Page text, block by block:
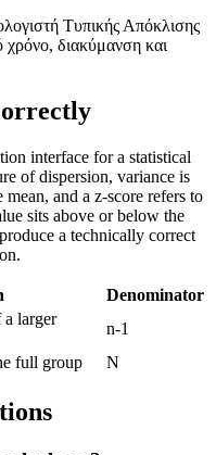
Τυπικής Απόκλισης
χρόνο, διακύμανση και
interface for a statistical
of dispersion, variance is
and a z-score refers to
sits above or below the
a technically correct
Denominator
a larger
n-1
full group N